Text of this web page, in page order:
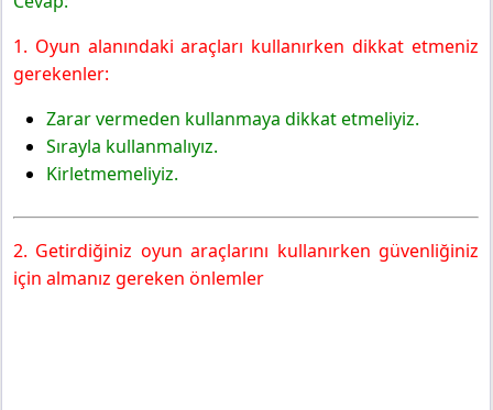
1. Oyun alanındaki araçları kullanırken dikkat etmeniz
gerekenler:
Zarar vermeden kullanmaya dikkat etmeliyiz.
Sırayla kullanmalıyız.
Kirletmemeliyiz.
2. Getirdiğiniz oyun araçlarını kullanırken güvenliğiniz
için almanız gereken önlemler